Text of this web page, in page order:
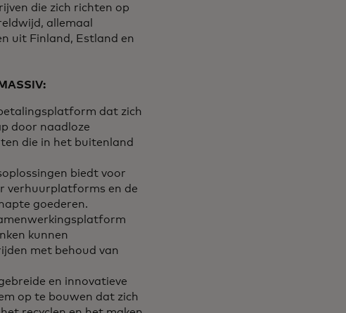
die zich richten op
allemaal
uit Finland, Estland en
dat zich
door naadloze
die in het buitenland
biedt voor
verhuurplatforms en de
goederen.
kunnen
met behoud van
en innovatieve
op te bouwen dat zich